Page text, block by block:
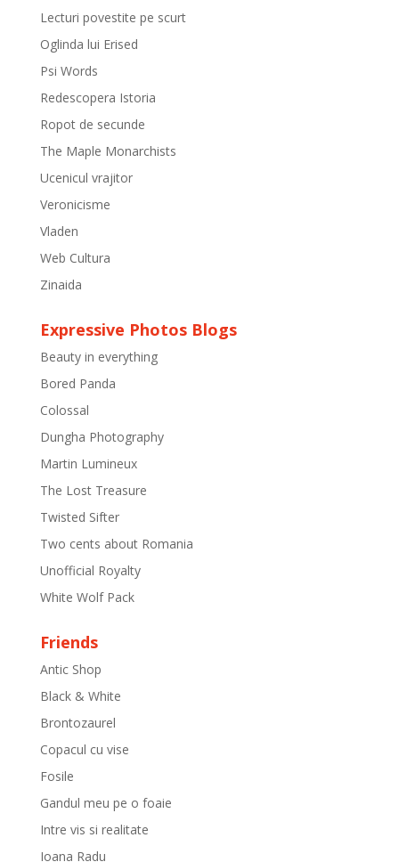
Lecturi povestite pe scurt
Oglinda lui Erised
Psi Words
Redescopera Istoria
Ropot de secunde
The Maple Monarchists
Ucenicul vrajitor
Veronicisme
Vladen
Web Cultura
Zinaida
Expressive Photos Blogs
Beauty in everything
Bored Panda
Colossal
Dungha Photography
Martin Lumineux
The Lost Treasure
Twisted Sifter
Two cents about Romania
Unofficial Royalty
White Wolf Pack
Friends
Antic Shop
Black & White
Brontozaurel
Copacul cu vise
Fosile
Gandul meu pe o foaie
Intre vis si realitate
Ioana Radu